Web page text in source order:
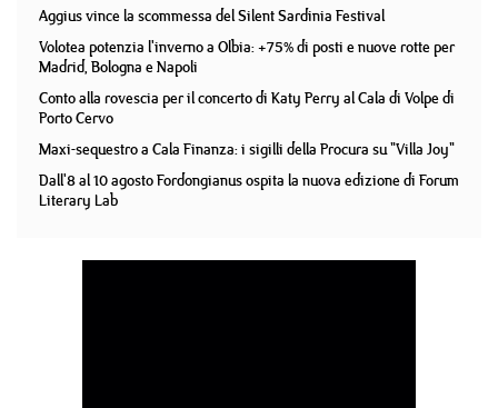
Aggius vince la scommessa del Silent Sardinia Festival
Volotea potenzia l'inverno a Olbia: +75% di posti e nuove rotte per
Madrid, Bologna e Napoli
Conto alla rovescia per il concerto di Katy Perry al Cala di Volpe di
Porto Cervo
Maxi-sequestro a Cala Finanza: i sigilli della Procura su "Villa Joy"
Dall'8 al 10 agosto Fordongianus ospita la nuova edizione di Forum
Literary Lab